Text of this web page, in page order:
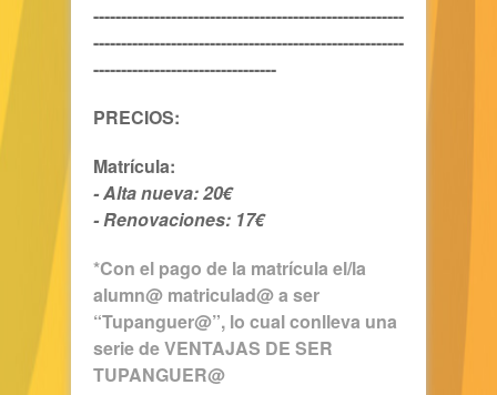
--------------------------------------------------------
--------------------------------------------------------
---------------------------------
PRECIOS:
Matrícula:
- Alta nueva: 20€
- Renovaciones: 17€
*Con el pago de la matrícula el/la
alumn@ matriculad@ a ser
“Tupanguer@”, lo cual conlleva una
serie deVENTAJAS DE SER
TUPANGUER@